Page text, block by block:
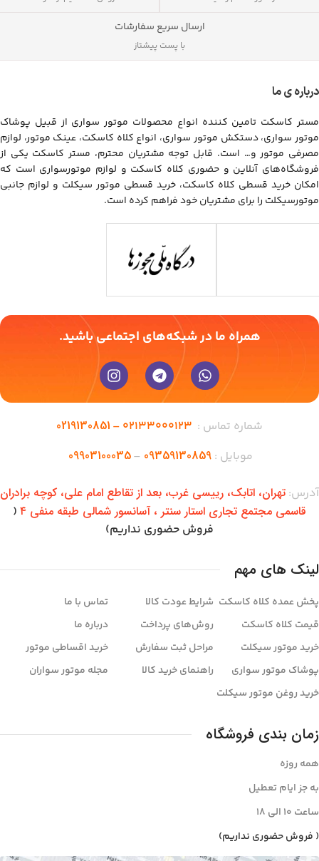
ارسال سریع سفارشات
با پست پیشتاز
درباره ی ما
مستر کاسکت تامین کننده انواع محصولات موتور سواری از قبیل پوشاک
موتور سواری، دستکش موتور سواری، انواع کلاه کاسکت، عینک موتور، لوازم
مصرفی موتور و… است. قابل توجه مشتریان محترم، مستر کاسکت یکی از
فروشگاه‌های آنلاین و حضوری کلاه کاسکت و لوازم موتورسواری است که
امکان خرید قسطی کلاه کاسکت، خرید قسطی موتور سیکلت و لوازم جانبی
موتورسیکلت را برای مشتریان خود فراهم کرده است.
همراه ما در شبکه‌های اجتماعی باشید.
شماره تماس : 02133000123 –
0219130851
موبایل : 09359130859
–
09903100035
آدرس: تهران،‌ اتابک، رییسی غرب، بعد از تقاطع امام علی، کوچه برادران
قاسمی مجتمع تجاری استار سنتر ، آسانسور شمالی طبقه منفی ۴
(
فروش حضوری نداریم)
لینک های مهم
پخش عمده کلاه کاسکت
قیمت کلاه کاسکت
خرید موتور سیکلت
پوشاک موتور سواری
خرید روغن موتور سیکلت
شرایط عودت کالا
روش‌های پرداخت
مراحل ثبت سفارش
راهنمای خرید کالا
تماس با ما
درباره ما
خرید اقساطی موتور
مجله موتور سواران
زمان بندی فروشگاه
همه روزه
به جز ایام تعطیل
ساعت ۱۰ الی ۱8
( فروش حضوری نداریم)